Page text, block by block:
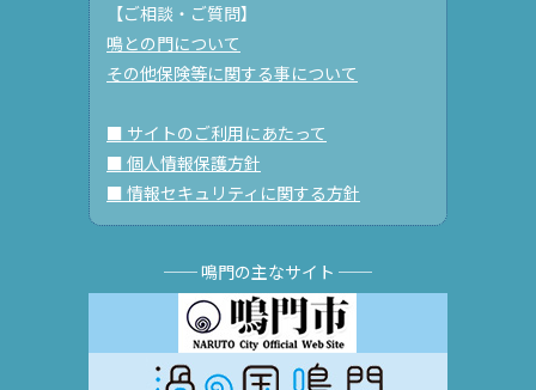
【ご相談・ご質問】
鳴との門について
その他保険等に関する事について
■ サイトのご利用にあたって
■ 個人情報保護方針
■ 情報セキュリティに関する方針
── 鳴門の主なサイト ──